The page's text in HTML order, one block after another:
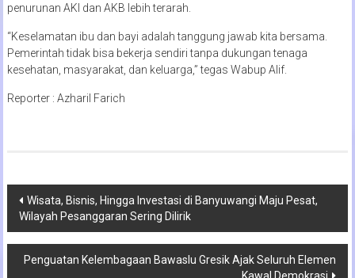
penurunan AKI dan AKB lebih terarah.
“Keselamatan ibu dan bayi adalah tanggung jawab kita bersama.
Pemerintah tidak bisa bekerja sendiri tanpa dukungan tenaga
kesehatan, masyarakat, dan keluarga,” tegas Wabup Alif.
Reporter : Azharil Farich
Navigasi
pos
Wisata, Bisnis, Hingga Investasi di Banyuwangi Maju Pesat,
Wilayah Pesanggaran Sering Dilirik
Penguatan Kelembagaan Bawaslu Gresik Ajak Seluruh Elemen